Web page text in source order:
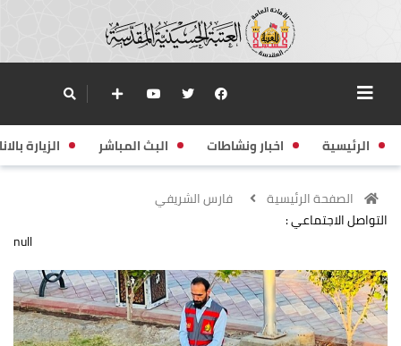
الرئيسية اخبار ونشاطات البث المباشر الزيارة
الصفحة الرئيسية
فارس الشريفي
التواصل الاجتماعي :
null